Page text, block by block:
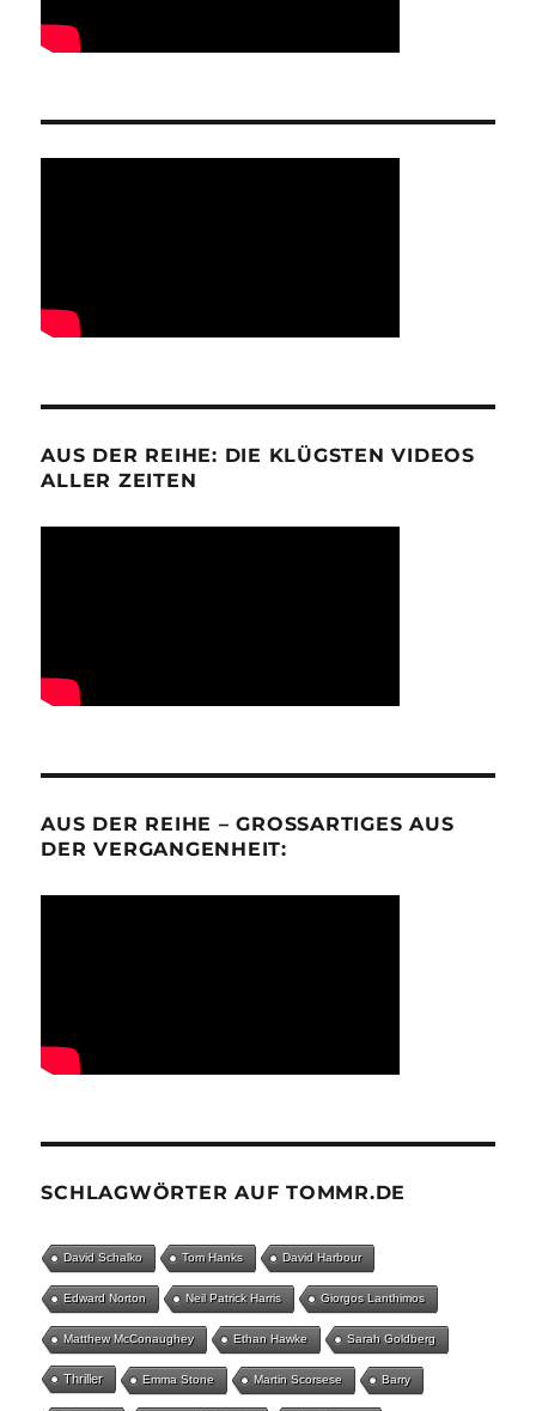
AUS DER REIHE: DIE KLÜGSTEN VIDEOS
ALLER ZEITEN
AUS DER REIHE – GROSSARTIGES AUS D
ER VERGANGENHEIT:
SCHLAGWÖRTER AUF TOMMR.DE
David Schalko Tom Hanks David Harbour
Edward Norton Neil Patrick Harris Giorgos Lanthimos
Matthew McConaughey Ethan Hawke Sarah Goldberg
Thriller Emma Stone Martin Scorsese Barry